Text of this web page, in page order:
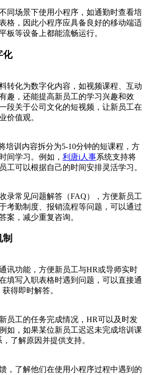
同场景下使用小程序，如通勤时查看培
格，因此小程序应具备良好的移动端适
板等设备上都能流畅运行。
化
转化为数字化内容，如视频课程、互动
趣，还能提高新员工的学习兴趣和效
段关于公司文化的短视频，让新员工在
价值观。
培训内容拆分为5-10分钟的短课程，方
间学习。例如， 利唐i人事系统支持将
工可以根据自己的时间安排灵活学习。
录常见问题解答（FAQ），方便新员工
考勤制度、报销流程等问题，可以通过
案，减少重复咨询。
讯功能，方便新员工与HR或导师实时
填写入职表格时遇到问题，可以直接通
得即时解答。
员工的任务完成情况，HR可以及时发
如，如果某位新员工迟迟未完成培训课
了解原因并提供支持。
，了解他们在使用小程序过程中遇到的